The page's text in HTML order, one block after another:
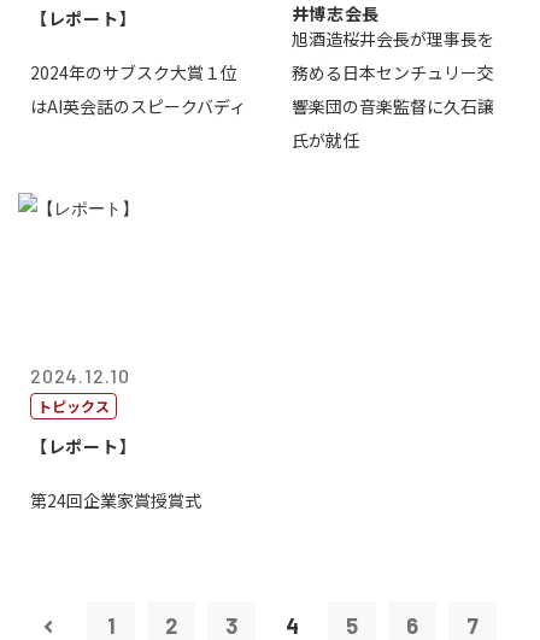
【レポート】
2024年のサブスク大賞１位
はAI英会話のスピークバディ
井博志会長
旭酒造桜井会長が理事長を
務める日本センチュリー交
響楽団の音楽監督に久石譲
氏が就任
2024.12.10
トピックス
【レポート】
第24回企業家賞授賞式
1 2 3 4 5 6 7